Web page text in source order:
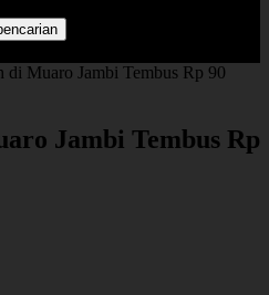
di Muaro Jambi Tembus Rp 90
Jambi Tembus Rp